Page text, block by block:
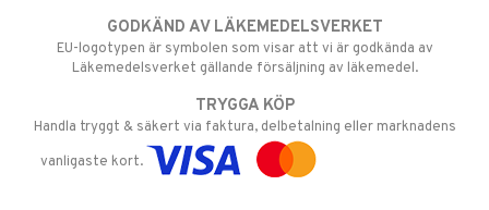
GODKÄND AV LÄKEMEDELSVERKET
EU-logotypen är symbolen som visar att vi är godkända av
Läkemedelsverket gällande försäljning av läkemedel.
TRYGGA KÖP
Handla tryggt & säkert via faktura, delbetalning eller marknadens
vanligaste kort.